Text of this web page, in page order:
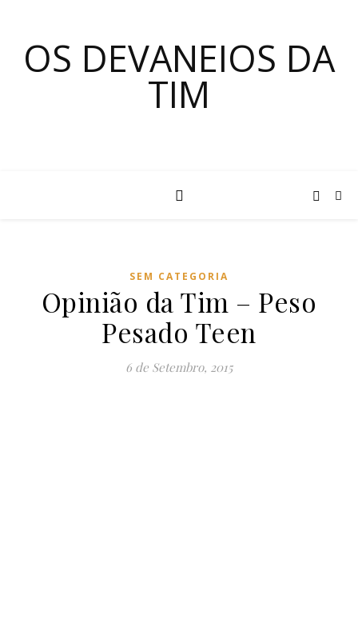
OS DEVANEIOS DA
TIM
SEM CATEGORIA
Opinião da Tim – Peso
Pesado Teen
6 de Setembro, 2015